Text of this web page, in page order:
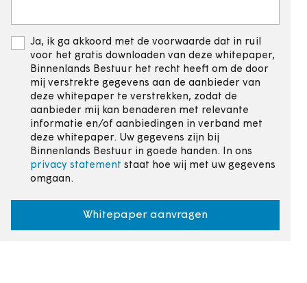
Ja, ik ga akkoord met de voorwaarde dat in ruil
voor het gratis downloaden van deze whitepaper,
Binnenlands Bestuur het recht heeft om de door
mij verstrekte gegevens aan de aanbieder van
deze whitepaper te verstrekken, zodat de
aanbieder mij kan benaderen met relevante
informatie en/of aanbiedingen in verband met
deze whitepaper. Uw gegevens zijn bij
Binnenlands Bestuur in goede handen. In ons
privacy statement staat hoe wij met uw gegevens
omgaan.
Whitepaper aanvragen